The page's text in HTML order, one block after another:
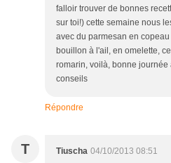
falloir trouver de bonnes
sur toi!) cette semaine nous
avec du parmesan en
bouillon à l'ail, en omelette,
romarin, voilà, bonne
conseils
Répondre
T Tiuscha 04/10/2013 08:51